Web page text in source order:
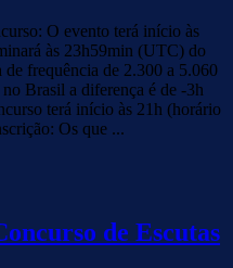
O evento terá início às
às 23h59min (UTC) do
frequência de 2.300 a 5.060
Brasil a diferença é de -3h
terá início às 21h (horário
Os que ...
de Escutas